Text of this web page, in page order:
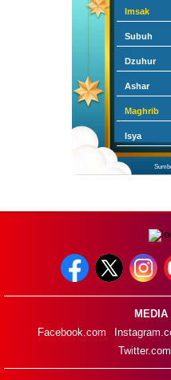
Imsak
Subuh
Dzuhur
Ashar
Maghrib
Isya
MEDIA
Facebook.com
Twitter.com